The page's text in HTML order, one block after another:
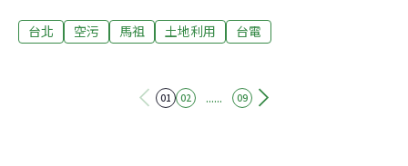
司進一步減少空氣污染物排放、加強濕地生態監測保育措
村，為台電在2003年因應馬祖日益增加的用電需求而興
台北 空污 馬祖 土地利用 台電
01 02 ...... 09